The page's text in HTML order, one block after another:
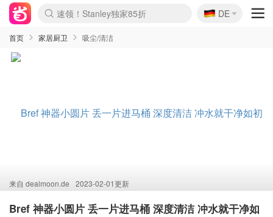
Boticinal 夏促开抢！
4折！lulu周四疯狂上新
还没结束！&OtherStories大促
Joybuy变相75折 随时失效
速领！Stanley独家85折
疑似霸哥！Camper额外叠85折
Zalando 奥莱闪促！每日更新
Moncler反季囤！5折起+叠9折
Coach Brooklyn仅€192
🇩🇪
DE
首页 家居厨卫 吸尘/清洁
来自 dealmoon.de 2023-02-01更新
Bref 神器小圆片 丢一片进马桶 深度清洁 冲水就干净如